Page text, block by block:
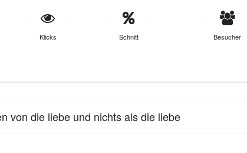
Klicks Schnitt Besucher
von die liebe und nichts als die liebe